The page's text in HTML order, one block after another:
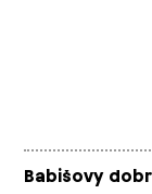
Babišovy